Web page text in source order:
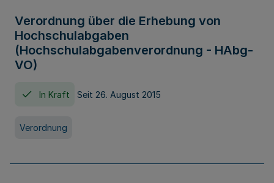
Verordnung über die Erhebung von
Hochschulabgaben
(Hochschulabgabenverordnung - HAbg-
VO)
In Kraft Seit 26. August 2015
Verordnung